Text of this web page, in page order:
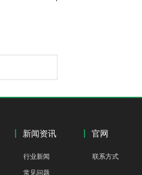
新闻资讯
行业新闻
常见问题
官网
联系方式